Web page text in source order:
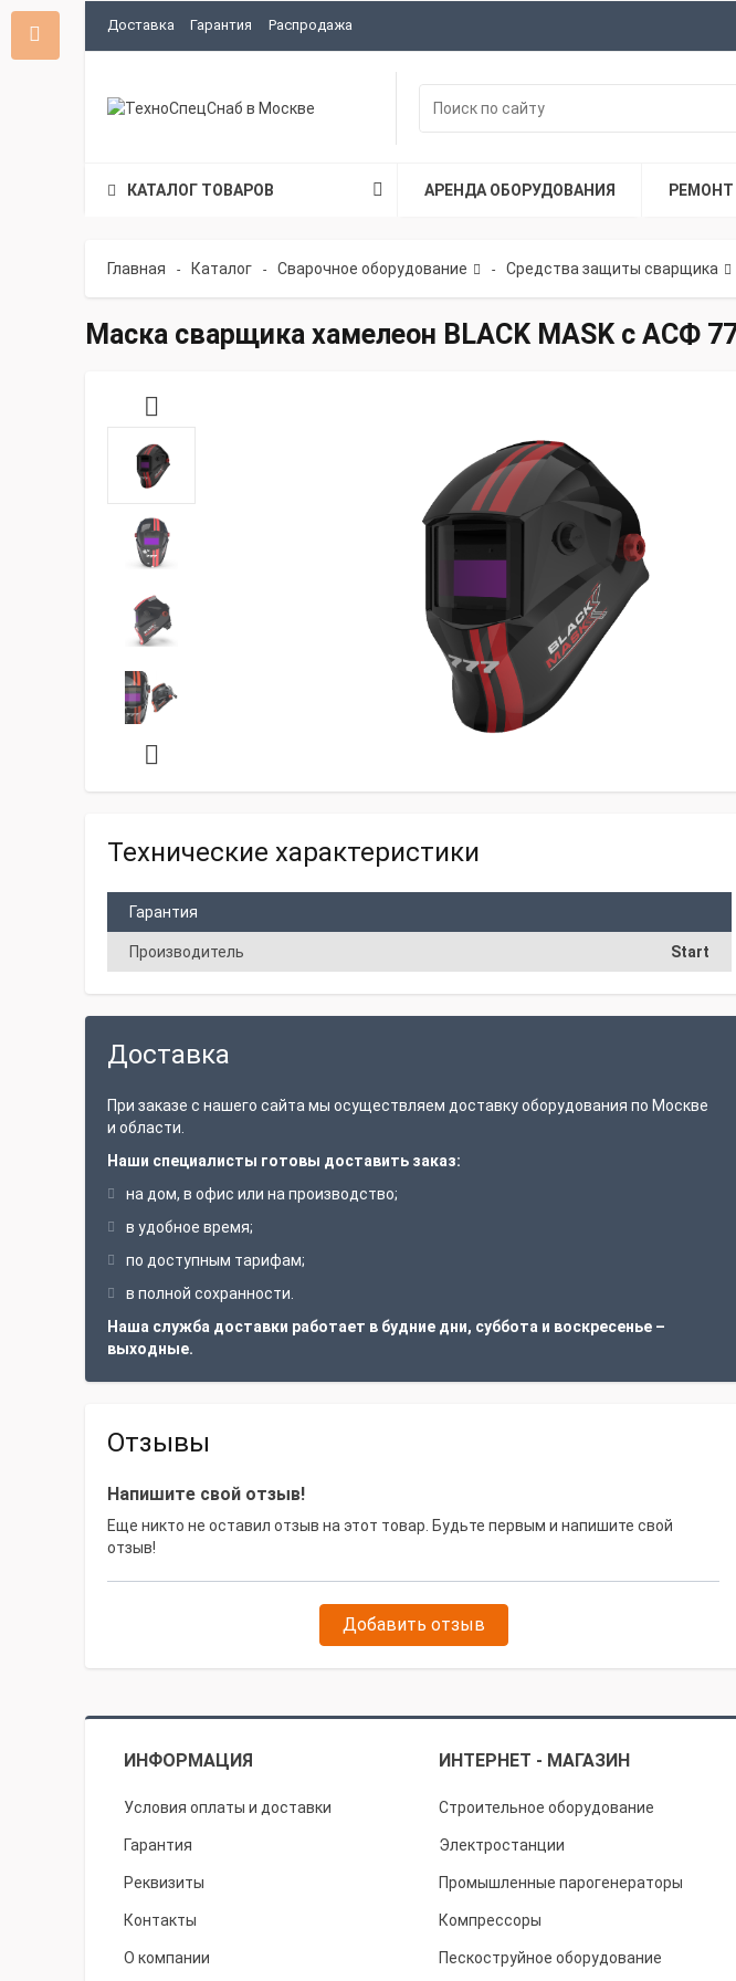
Доставка Гарантия Распродажа
КАТАЛОГ ТОВАРОВ АРЕНДА ОБОРУДОВАНИЯ
Главная - Каталог - Сварочное оборудование - Средства защиты сварщика
Маска сварщика хамелеон BLACK MASK c АСФ
Технические характеристики
Гарантия
Производитель Start
Доставка
При заказе с нашего сайта мы осуществляем доставку оборудования по Москве
и области.
Наши специалисты готовы доставить заказ:
на дом, в офис или на производство;
в удобное время;
по доступным тарифам;
в полной сохранности.
Наша служба доставки работает в будние дни, суббота и воскресенье –
выходные.
Отзывы
Напишите свой отзыв!
Еще никто не оставил отзыв на этот товар. Будьте первым и напишите свой
отзыв!
Добавить отзыв
ИНФОРМАЦИЯ ИНТЕРНЕТ - МАГАЗИН
Условия оплаты и доставки
Гарантия
Реквизиты
Контакты
О компании
Строительное оборудование
Электростанции
Промышленные парогенераторы
Компрессоры
Пескоструйное оборудование